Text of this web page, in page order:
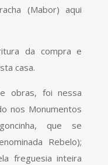
(Mabor) aqui
da compra e
casa.
obras, foi nessa
nos Monumentos
que se
Rebelo);
freguesia inteira